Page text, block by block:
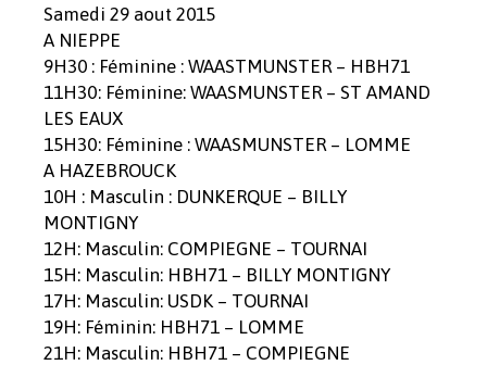
Samedi 29 aout 2015
A NIEPPE
9H30 : Féminine : WAASTMUNSTER – HBH71
11H30: Féminine: WAASMUNSTER – ST AMAND
LES EAUX
15H30: Féminine : WAASMUNSTER – LOMME
A HAZEBROUCK
10H : Masculin : DUNKERQUE – BILLY
MONTIGNY
12H: Masculin: COMPIEGNE – TOURNAI
15H: Masculin: HBH71 – BILLY MONTIGNY
17H: Masculin: USDK – TOURNAI
19H: Féminin: HBH71 – LOMME
21H: Masculin: HBH71 – COMPIEGNE